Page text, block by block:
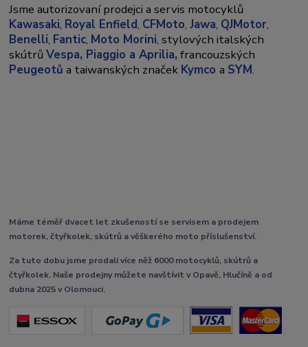
Jsme autorizovaní prodejci a servis motocyklů
Kawasaki, Royal Enfield, CFMoto,Jawa, QJMotor,
Benelli, Fantic, Moto Morini, stylových italských
skútrůVespa, Piaggio a Aprilia, francouzských
Peugeotů a taiwanských značek Kymcoa SYM.
Máme téměř dvacet let zkušeností se servisem a prodejem
motorek, čtyřkolek, skútrů a věškerého moto příslušenství.
Za tuto dobu jsme prodali více něž 6000 motocyklů, skútrů a
čtyřkolek. Naše prodejny můžete navštívit v Opavě, Hlučíně a od
dubna 2025 v Olomouci.